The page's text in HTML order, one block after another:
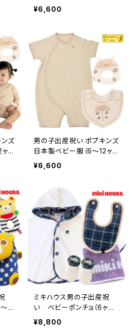
い3点セット（ピンク）
¥6,600
ズ
男の子出産祝い ポプキンズ
日本製ベビー服（6～12ヶ
月）テントウムシセット
¥6,600
12
ミキハウス男の子出産祝
い ベビーポンチョ（6ヶ月
～2歳）とベビー用品セット
¥8,800